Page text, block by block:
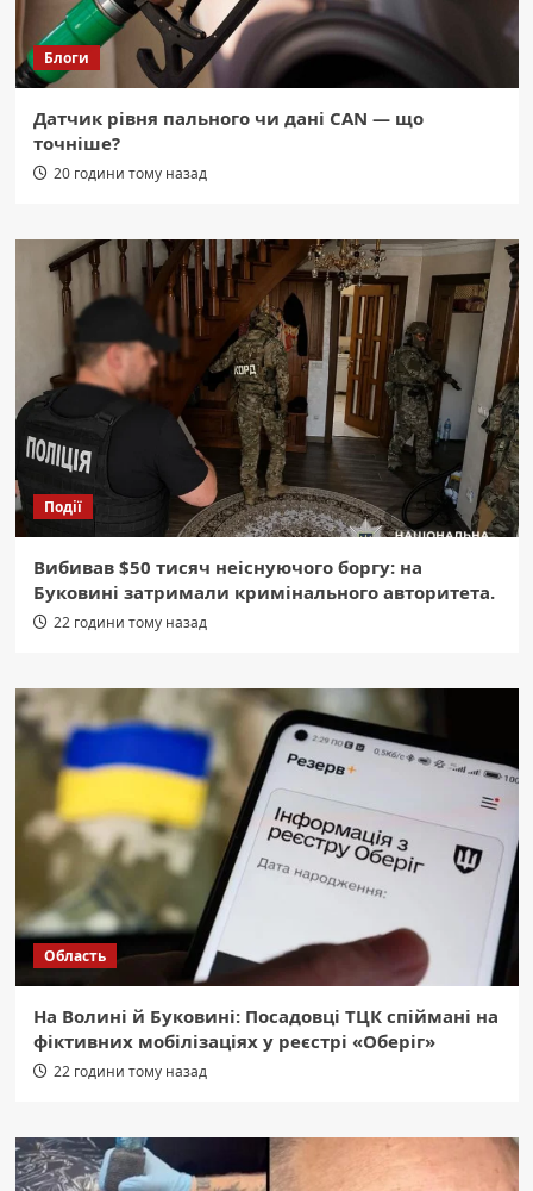
Блоги
Датчик рівня пального чи дані CAN — що
точніше?
20 години тому назад
Події
Вибивав $50 тисяч неіснуючого боргу: на
Буковині затримали кримінального авторитета.
22 години тому назад
Область
На Волині й Буковині: Посадовці ТЦК спіймані на
фіктивних мобілізаціях у реєстрі «Оберіг»
22 години тому назад